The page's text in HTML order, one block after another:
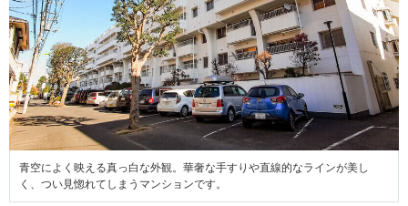
青空によく映える真っ白な外観。華奢な手すりや直線的なラインが美し
く、つい見惚れてしまうマンションです。